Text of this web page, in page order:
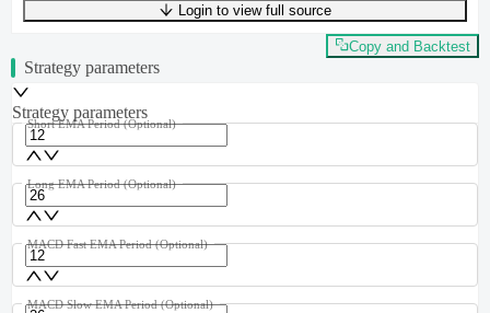
UTF-8290 bytes38 words0 linesLn 1,Col 0
Login to view full source
Copy and Backtest
Strategy parameters
Strategy parameters
Short EMA Period (Optional)
Long EMA Period (Optional)
MACD Fast EMA Period (Optional)
MACD Slow EMA Period (Optional)